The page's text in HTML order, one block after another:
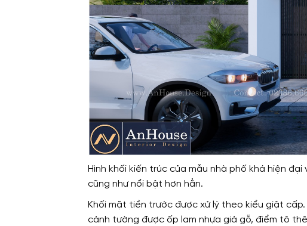
Hình khối kiến trúc của mẫu nhà phố khá hiện
cũng như nổi bật hơn hẳn.
Khối mặt tiền trước được xử lý theo kiểu giật
cảnh tường được ốp lam nhựa giả gỗ, điểm tô